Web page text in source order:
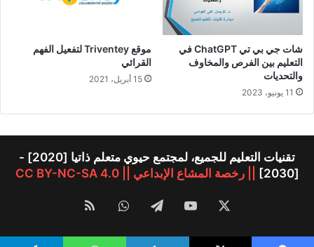
شات جي بي تي ChatGPT في
التعليم بين الفرص والمخاوف
والتحديات
11 يونيو، 2023
موقع Triventey لتفعيل الفهم
القرائي
15 أبريل، 2021
تقنيات التعليم للجميع، لمجتمع حيوي متعلم ذاتيا [2020] -
[2030]
|| رخصة المشاع الإبداعي || CC BY-NC-SA 4.0
‫YouTubeتيلقرامواتسابملخص
الموقع